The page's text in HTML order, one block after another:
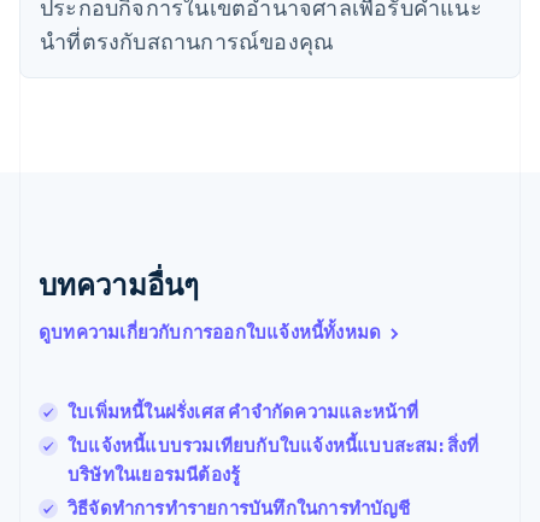
ประกอบกิจการในเขตอํานาจศาลเพื่อรับคําแนะ
นําที่ตรงกับสถานการณ์ของคุณ
บทความอื่นๆ
ดูบทความเกี่ยวกับการออกใบแจ้งหนี้ทั้งหมด
ใบเพิ่มหนี้ในฝรั่งเศส คําจํากัดความและหน้าที่
ใบแจ้งหนี้แบบรวมเทียบกับใบแจ้งหนี้แบบสะสม: สิ่งที่
บริษัทในเยอรมนีต้องรู้
วิธีจัดทำการทำรายการบันทึกในการทำบัญชี
นิวซีแลนด์
English
เนเธอร์แลนด์
NederlandsEnglish
PortuguêsEnglish
English
ฟินแลนด์
มอลตา
English
มาเลเซีย